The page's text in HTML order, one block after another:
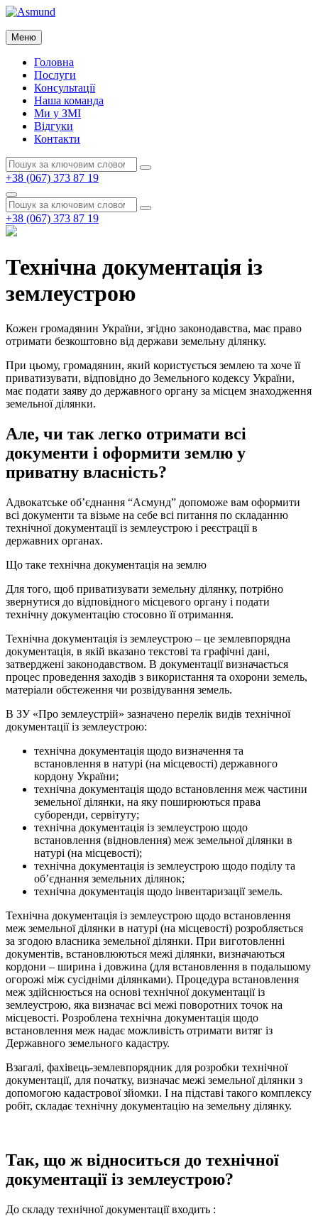
Перейти
вмісту
Asmund
Asmund
Меню
Головна
Послуги
Консультації
Наша команда
Ми у ЗМІ
Відгуки
Контакти
Пошук:
Пошук
+38 (067) 373 87 19
Пошук
Пошук:
Пошук
+38 (067) 373 87 19
Технічна документація із
землеустрою
Кожен громадянин України, згідно законодавства, має право
отримати безкоштовно від держави земельну ділянку.
При цьому, громадянин, який користується землею та хоче її
приватизувати, відповідно до Земельного кодексу України,
має подати заяву до державного органу за місцем знаходження
земельної ділянки.
Але, чи так легко отримати всі
документи і оформити землю у
приватну власність?
Адвокатське об’єднання “Асмунд” допоможе вам оформити
всі документи та візьме на себе всі питання по складанню
технічної документації із землеустрою і реєстрації в
державних органах.
Що таке технічна документація на землю
Для того, щоб приватизувати земельну ділянку, потрібно
звернутися до відповідного місцевого органу і подати
технічну документацію стосовно її отримання.
Технічна документація із землеустрою – це землевпорядна
документація, в якій вказано текстові та графічні дані,
затверджені законодавством. В документації визначається
процес проведення заходів з використання та охорони земель,
матеріали обстеження чи розвідування земель.
В ЗУ «Про землеустрій» зазначено перелік видів технічної
документації із землеустрою:
технічна документація щодо визначення та
встановлення в натурі (на місцевості) державного
кордону України;
технічна документація щодо встановлення меж частини
земельної ділянки, на яку поширюються права
суборенди, сервітуту;
технічна документація із землеустрою щодо
встановлення (відновлення) меж земельної ділянки в
натурі (на місцевості);
технічна документація із землеустрою щодо поділу та
об’єднання земельних ділянок;
технічна документація щодо інвентаризації земель.
Технічна документація із землеустрою щодо встановлення
меж земельної ділянки в натурі (на місцевості) розробляється
за згодою власника земельної ділянки. При виготовленні
документів, встановлюються межі ділянки, визначаються
кордони – ширина і довжина (для встановлення в подальшому
огорожі між сусідніми ділянками). Процедура встановлення
меж здійснюється на основі технічної документації із
землеустрою, яка визначає всі межі поворотних точок на
місцевості. Розроблена технічна документація щодо
встановлення меж надає можливість отримати витяг із
Державного земельного кадастру.
Взагалі, фахівець-землевпорядник для розробки технічної
документації, для початку, визначає межі земельної ділянки з
допомогою кадастрової зйомки. І на підставі такого комплексу
робіт, складає технічну документацію на земельну ділянку.
Так, що ж відноситься до технічної
документації із землеустрою?
До складу технічної документації входить :